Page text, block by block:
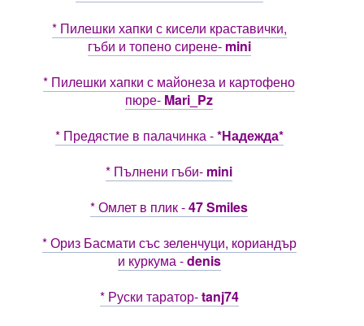
* Пилешки хапки с кисели краставички,
гъби и топено сирене- mini
* Пилешки хапки с майонеза и картофено
пюре- Mari_Pz
* Предястие в палачинка -*Надежда*
* Пълнени гъби- mini
* Омлет в плик -47 Smiles
* Ориз Басмати със зеленчуци, кориандър
и куркума -denis
* Руски таратор-tanj74